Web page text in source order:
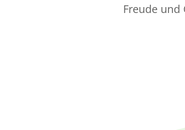
Freude und